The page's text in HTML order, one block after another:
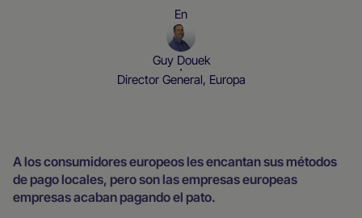
En
Guy Douek
Director General, Europa
‍A los consumidores europeos les encantan sus métodos
de pago locales, pero son las empresas europeas
empresas acaban pagando el pato.